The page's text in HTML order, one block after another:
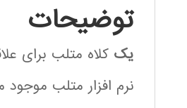
توضیحات
یک کلاه متلب برای
نرم افزار متلب